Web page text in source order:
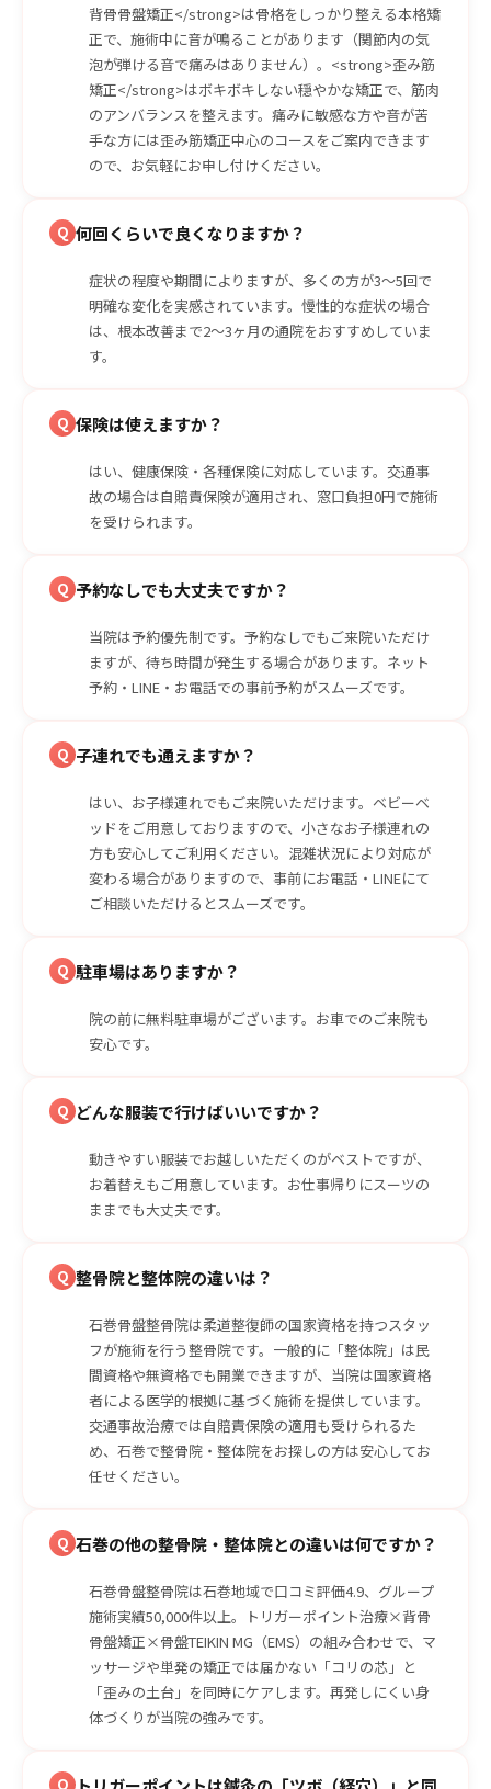
背骨骨盤矯正</strong>は骨格をしっかり整える本格矯
正で、施術中に音が鳴ることがあります（関節内の気
泡が弾ける音で痛みはありません）。<strong>歪み筋
矯正</strong>はボキボキしない穏やかな矯正で、筋肉
のアンバランスを整えます。痛みに敏感な方や音が苦
手な方には歪み筋矯正中心のコースをご案内できます
ので、お気軽にお申し付けください。
Q 何回くらいで良くなりますか？
症状の程度や期間によりますが、多くの方が3〜5回で
明確な変化を実感されています。慢性的な症状の場合
は、根本改善まで2〜3ヶ月の通院をおすすめしていま
す。
Q 保険は使えますか？
はい、健康保険・各種保険に対応しています。交通事
故の場合は自賠責保険が適用され、窓口負担0円で施術
を受けられます。
Q 予約なしでも大丈夫ですか？
当院は予約優先制です。予約なしでもご来院いただけ
ますが、待ち時間が発生する場合があります。ネット
予約・LINE・お電話での事前予約がスムーズです。
Q 子連れでも通えますか？
はい、お子様連れでもご来院いただけます。ベビーベ
ッドをご用意しておりますので、小さなお子様連れの
方も安心してご利用ください。混雑状況により対応が
変わる場合がありますので、事前にお電話・LINEにて
ご相談いただけるとスムーズです。
Q 駐車場はありますか？
院の前に無料駐車場がございます。お車でのご来院も
安心です。
Q どんな服装で行けばいいですか？
動きやすい服装でお越しいただくのがベストですが、
お着替えもご用意しています。お仕事帰りにスーツの
ままでも大丈夫です。
Q 整骨院と整体院の違いは？
石巻骨盤整骨院は柔道整復師の国家資格を持つスタッ
フが施術を行う整骨院です。一般的に「整体院」は民
間資格や無資格でも開業できますが、当院は国家資格
者による医学的根拠に基づく施術を提供しています。
交通事故治療では自賠責保険の適用も受けられるた
め、石巻で整骨院・整体院をお探しの方は安心してお
任せください。
Q 石巻の他の整骨院・整体院との違いは何ですか？
石巻骨盤整骨院は石巻地域で口コミ評価4.9、グループ
施術実績50,000件以上。トリガーポイント治療×背骨
骨盤矯正×骨盤TEIKIN MG（EMS）の組み合わせで、マ
ッサージや単発の矯正では届かない「コリの芯」と
「歪みの土台」を同時にケアします。再発しにくい身
体づくりが当院の強みです。
Q